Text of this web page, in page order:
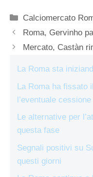
Categorie
Calciomercato
Roma, Gervinho
Mercato, Castàn
La Roma sta
La Roma ha fissato
l’eventuale cessione
Le alternative per
questa fase
Segnali positivi su
questi giorni